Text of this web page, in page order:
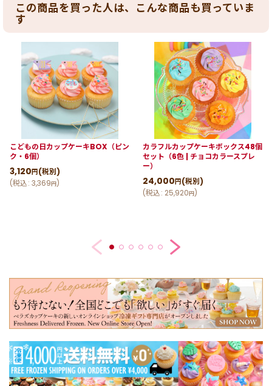
この商品を買った人は、こんな商品も買っていま
す
こどもの日カップケーキBOX（ピン
ク・6個）
3,120 円(税別)
(税込: 3,369円)
カラフルカップケーキボックス48個
セット（6色 | チョコカラースプレ
ー）
24,000 円(税別)
(税込: 25,920円)